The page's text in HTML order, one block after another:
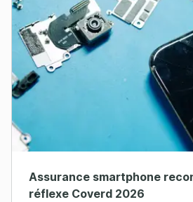
Assurance smartphone
réflexe Coverd 2026